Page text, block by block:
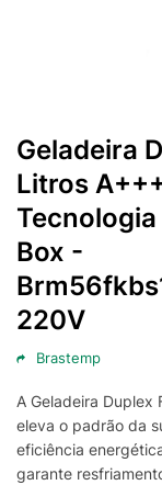
Geladeira
Litros
Box -
220V
Brastemp
A Geladeira Duplex
eleva o padrão da
eficiência
garante